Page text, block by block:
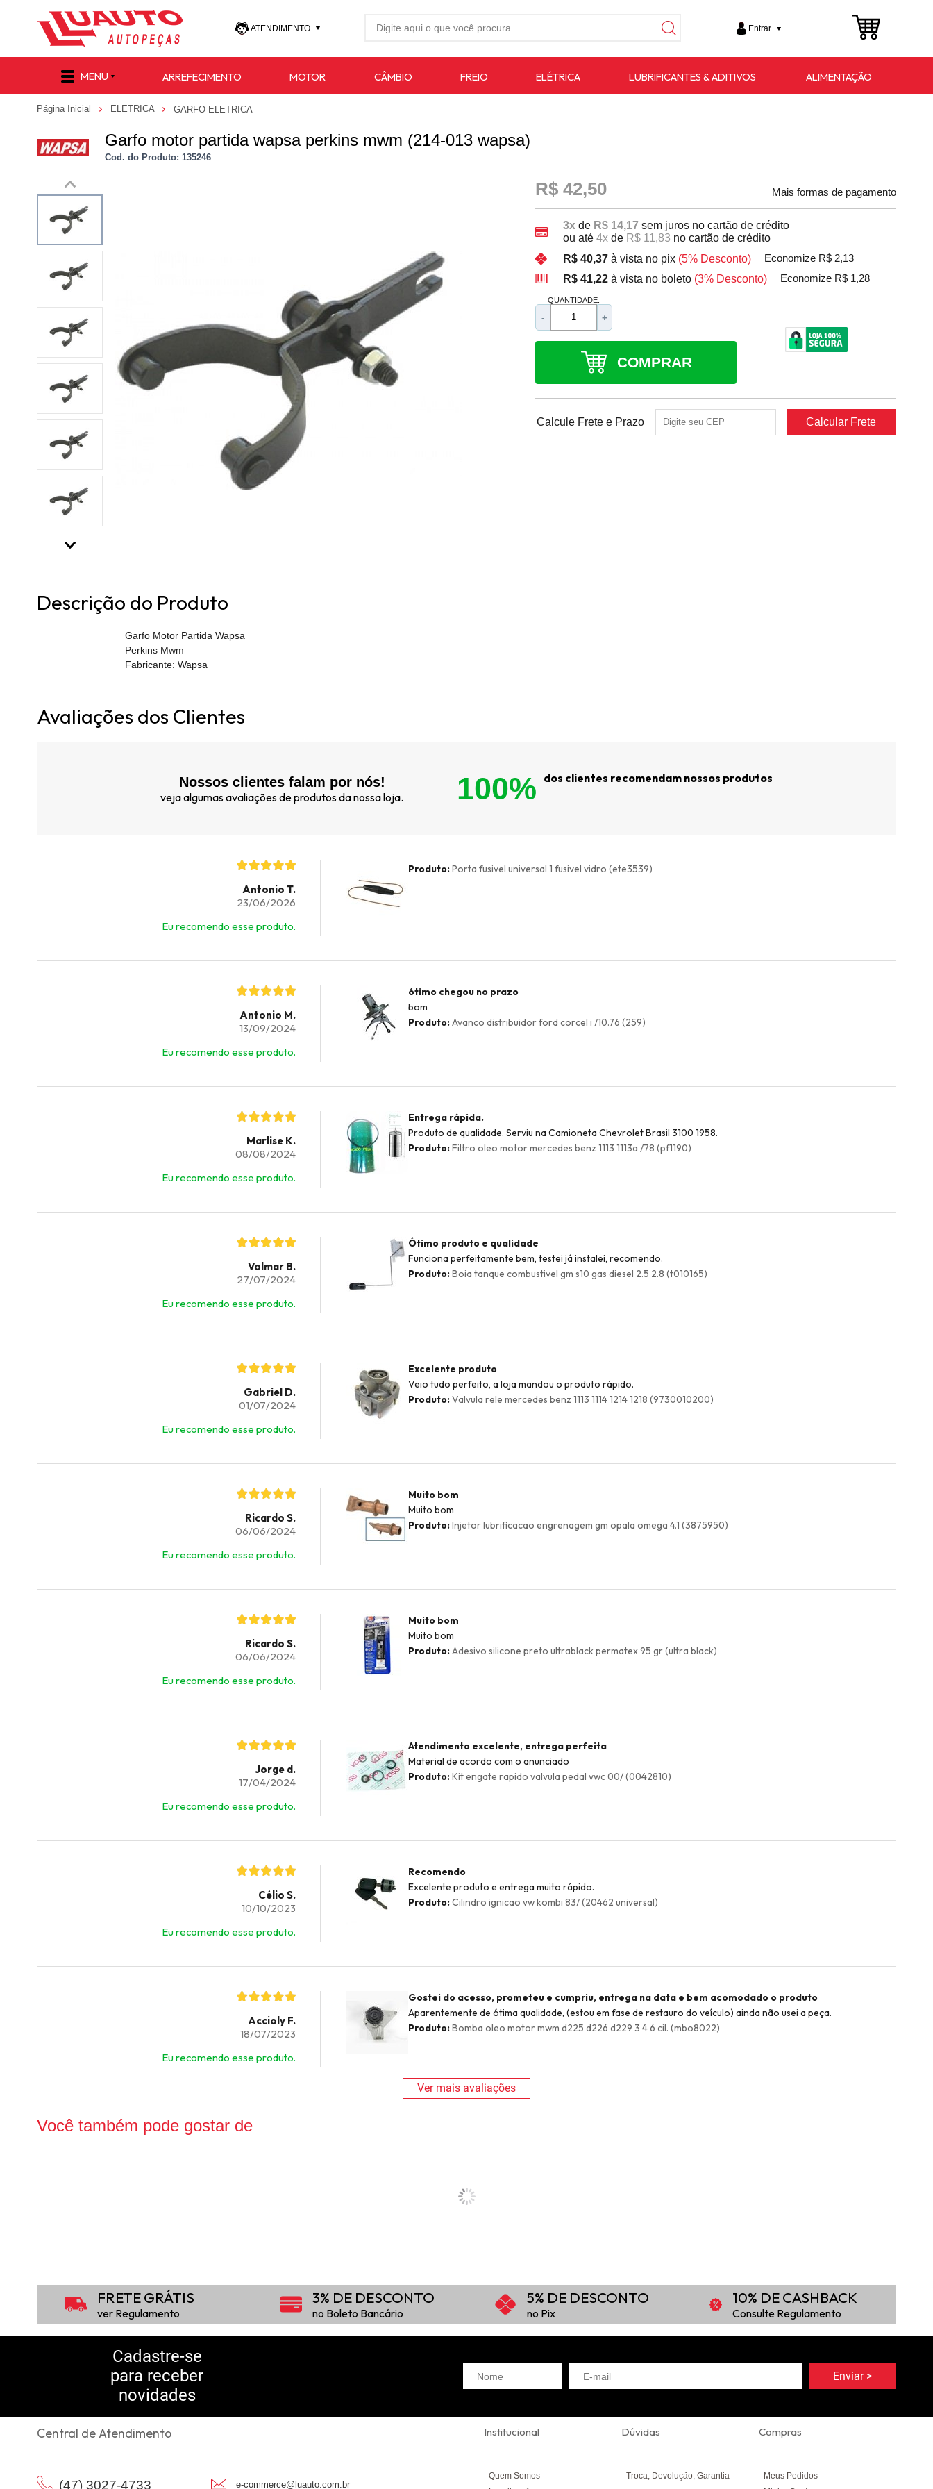
ATENDIMENTO
(47) 3027-4733
Entrar
MENU ARREFECIMENTO MOTOR CÂMBIO FREIO ELÉTRICA LUBRIFICANTES & ADITIVOS ALIMENTAÇÃO
Página Inicial ELETRICA GARFO ELETRICA
Garfo motor partida wapsa perkins mwm (214-013 wapsa)
Cod. do Produto: 135246
R$ 42,50 Mais formas de pagamento
3x de R$ 14,17 sem juros no cartão de crédito
ou até4x de R$ 11,83 no cartão de crédito
R$ 40,37à vista no pix (5% Desconto) Economize R$ 2,13
R$ 41,22à vista no boleto (3% Desconto) Economize R$ 1,28
QUANTIDADE:
- +
COMPRAR
Calcule Frete e Prazo
Descrição do Produto
Garfo Motor Partida Wapsa
Perkins Mwm
Fabricante: Wapsa
Avaliações dos Clientes
Nossos clientes falam por nós!
veja algumas avaliações de produtos da nossa loja. 100% dos clientes recomendam nossos produtos
Antonio T.
23/06/2026
Eu recomendo esse produto.
Produto:Porta fusivel universal 1 fusivel vidro (ete3539)
Antonio M.
13/09/2024
Eu recomendo esse produto.
ótimo chegou no prazo
bom
Produto:Avanco distribuidor ford corcel i /10.76 (259)
Marlise K.
08/08/2024
Eu recomendo esse produto.
Entrega rápida.
Produto de qualidade. Serviu na Camioneta Chevrolet Brasil 3100 1958.
Produto:Filtro oleo motor mercedes benz 1113 1113a /78 (pf1190)
Volmar B.
27/07/2024
Eu recomendo esse produto.
Ótimo produto e qualidade
Funciona perfeitamente bem, testei já instalei, recomendo.
Produto:Boia tanque combustivel gm s10 gas diesel 2.5 2.8 (t010165)
Gabriel D.
01/07/2024
Eu recomendo esse produto.
Excelente produto
Veio tudo perfeito, a loja mandou o produto rápido.
Produto:Valvula rele mercedes benz 1113 1114 1214 1218 (9730010200)
Ricardo S.
06/06/2024
Eu recomendo esse produto.
Muito bom
Muito bom
Produto:Injetor lubrificacao engrenagem gm opala omega 4.1 (3875950)
Ricardo S.
06/06/2024
Eu recomendo esse produto.
Muito bom
Muito bom
Produto:Adesivo silicone preto ultrablack permatex 95 gr (ultra black)
Jorge d.
17/04/2024
Eu recomendo esse produto.
Atendimento excelente, entrega perfeita
Material de acordo com o anunciado
Produto:Kit engate rapido valvula pedal vwc 00/ (0042810)
Célio S.
10/10/2023
Eu recomendo esse produto.
Recomendo
Excelente produto e entrega muito rápido.
Produto:Cilindro ignicao vw kombi 83/ (20462 universal)
Accioly F.
18/07/2023
Eu recomendo esse produto.
Gostei do acesso, prometeu e cumpriu, entrega na data e bem acomodado o produto
Aparentemente de ótima qualidade, (estou em fase de restauro do veículo) ainda não usei a peça.
Produto:Bomba oleo motor mwm d225 d226 d229 3 4 6 cil. (mbo8022)
Ver mais avaliações
Você também pode gostar de
FRETE GRÁTIS
ver Regulamento
3% DE DESCONTO
no Boleto Bancário
5% DE DESCONTO
no Pix
10% DE CASHBACK
Consulte Regulamento
Cadastre-se
para receber
novidades
Central de Atendimento
(47) 3027-4733 e-commerce@luauto.com.br
Institucional
Quem Somos
Dúvidas
Troca, Devolução, Garantia
Compras
Meus Pedidos